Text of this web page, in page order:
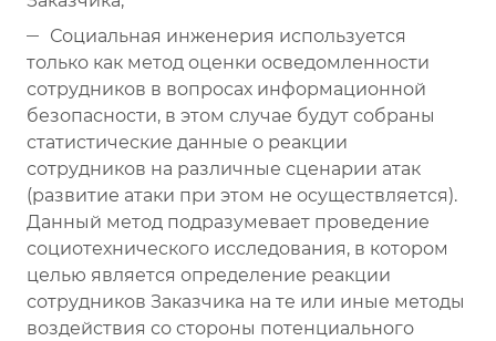
Социальная инженерия используется
только как метод оценки осведомленности
сотрудников в вопросах информационной
безопасности, в этом случае будут собраны
статистические данные о реакции
сотрудников на различные сценарии атак
(развитие атаки при этом не осуществляется).
Данный метод подразумевает проведение
социотехнического исследования, в котором
целью является определение реакции
сотрудников Заказчика на те или иные методы
воздействия со стороны потенциального